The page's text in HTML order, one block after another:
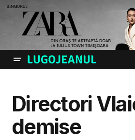
Directori
demise